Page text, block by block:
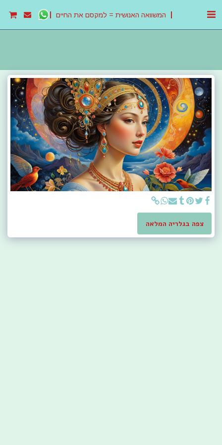
המשוואה האנושית = למקסם את החיים
צפה בגלריה המלאה